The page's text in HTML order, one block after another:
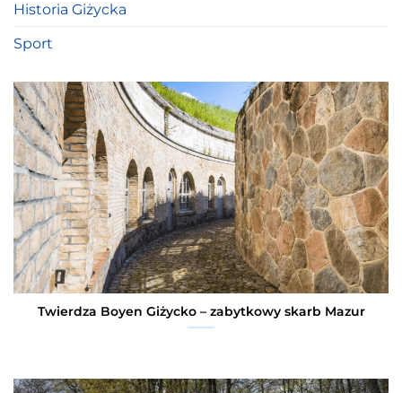
Historia Giżycka
Sport
Twierdza Boyen Giżycko – zabytkowy skarb Mazur